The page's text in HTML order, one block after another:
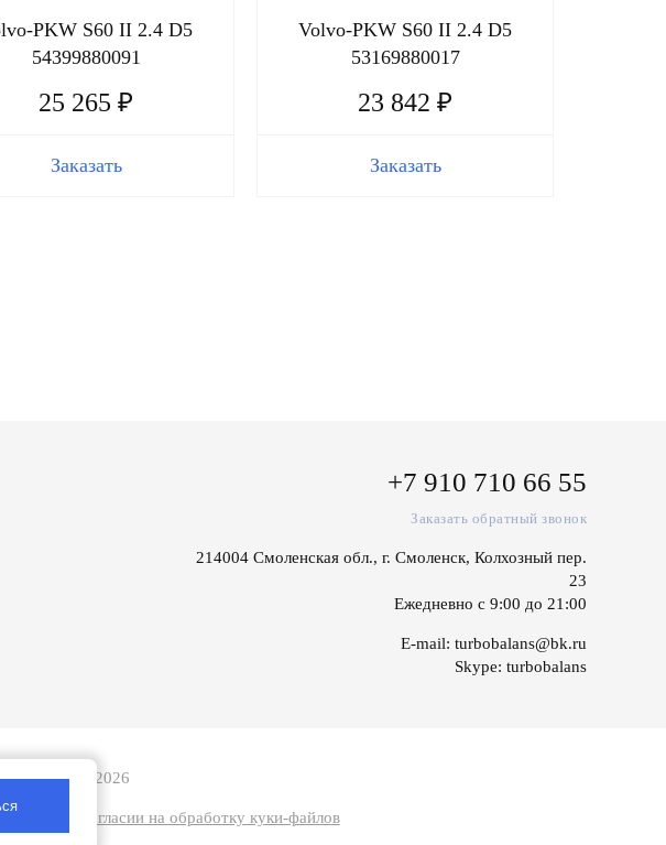
PKW S60 II 2.4 D5
54399880091
25 265 ₽
Заказать
Volvo-PKW S60 II 2.4 D5
53169880017
23 842 ₽
Заказать
+7 910 710 66 55
Заказать обратный звонок
214004 Смоленская обл., г. Смоленск, Колхозный пер.
23
Ежедневно с 9:00 до 21:00
E-mail: turbobalans@bk.ru
Skype: turbobalans
| 2008-2026
данных Согласии на обработку куки-файлов